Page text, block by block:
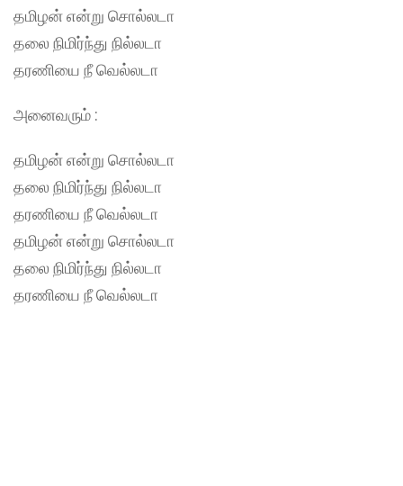
தமிழன் என்று சொல்லடா
தலை நிமிர்ந்து நில்லடா
தரணியை நீ வெல்லடா
அனைவரும் :
தமிழன் என்று சொல்லடா
தலை நிமிர்ந்து நில்லடா
தரணியை நீ வெல்லடா
தமிழன் என்று சொல்லடா
தலை நிமிர்ந்து நில்லடா
தரணியை நீ வெல்லடா